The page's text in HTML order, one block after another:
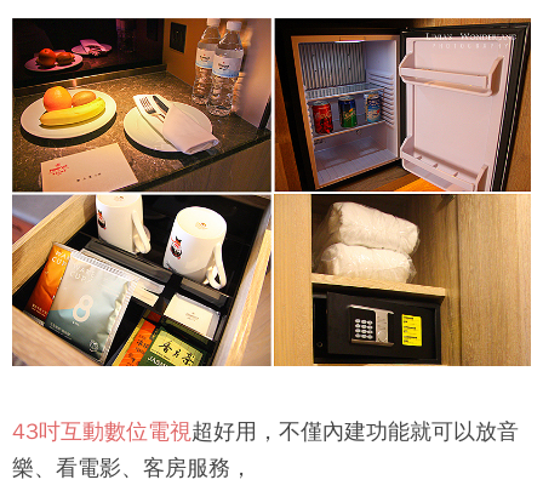
43吋互動數位電視超好用，不僅內建功能就可以放音
樂、看電影、客房服務，